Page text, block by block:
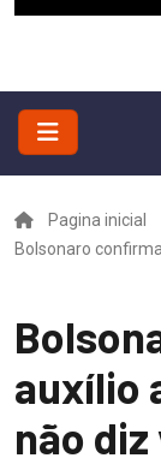
Pagina inicial
Bolsonaro
auxílio
não